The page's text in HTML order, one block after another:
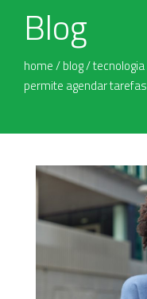
Blog
home/blog/tecnologia
permite agendar